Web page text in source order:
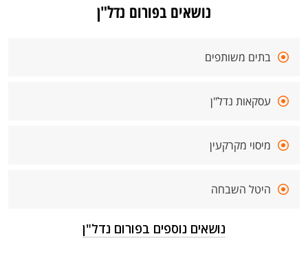
נושאים בפורום נדל"ן
בתים משותפים
עסקאות נדל"ן
מיסוי מקרקעין
היטל השבחה
נושאים נוספים בפורום נדל"ן